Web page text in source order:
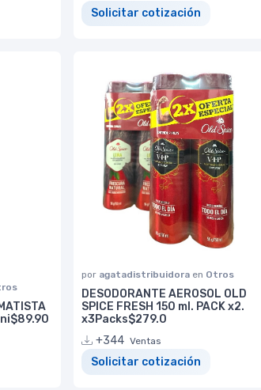
Solicitar cotización
por agatadistribuidora en Otros
DESODORANTE AEROSOL OLD
SPICE FRESH 150 ml. PACK x2.
x3Packs$279.0
+344 Ventas
Solicitar cotización